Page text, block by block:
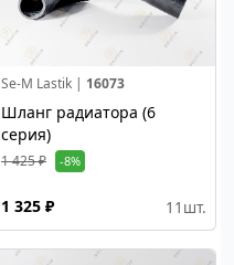
Se-M Lastik | 16073
Шланг радиатора (6
серия)
1 425 ₽ -8%
1 325 ₽ 11 шт.